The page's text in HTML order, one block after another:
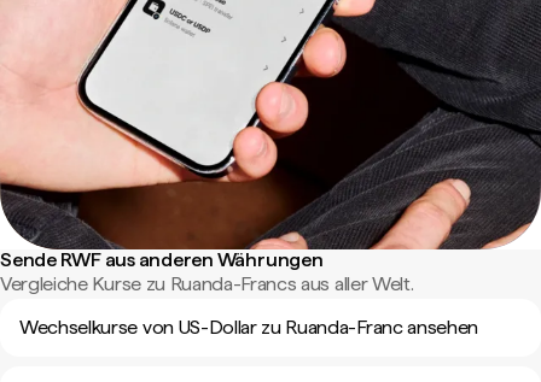
Sende RWF aus anderen Währungen
Vergleiche Kurse zu Ruanda-Francs aus aller Welt.
Wechselkurse von US-Dollar zu Ruanda-Franc ansehen